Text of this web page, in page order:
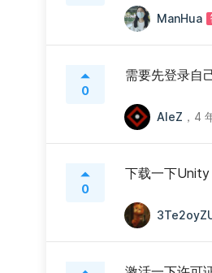
ManHua
0
需要先登录自
AleZ ， 4
0
下载一下Unity